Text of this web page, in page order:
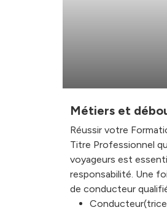
Métiers et
Réussir votre
Titre Professionnel
voyageurs est
responsabilité. Une
de conducteur